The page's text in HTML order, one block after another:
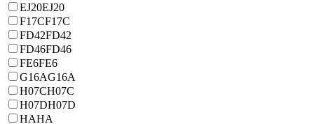
EJ20EJ20
F17CF17C
FD42FD42
FD46FD46
FE6FE6
G16AG16A
H07CH07C
H07DH07D
HAHA